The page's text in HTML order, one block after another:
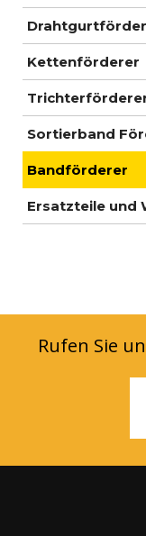
Kettenförderer
Sortierband
Bandförderer
Ersatzteile und
Rufen Sie